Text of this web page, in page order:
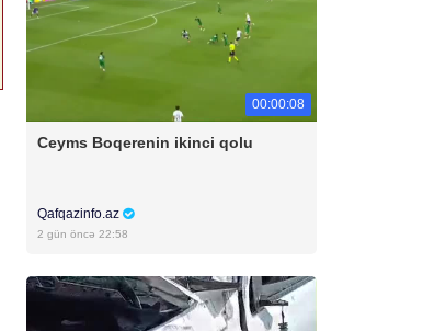
00:00:08
Ceyms Boqerenin ikinci qolu
Qafqazinfo.az
2 gün öncə 22:58